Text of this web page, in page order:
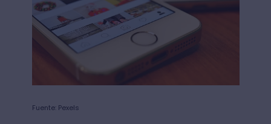
Fuente: Pexels